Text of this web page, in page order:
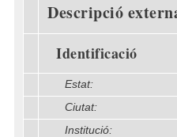
Descripció
Identificació
Estat:
Ciutat:
Institució: